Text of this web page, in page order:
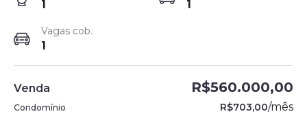
1 1
Vagas cob.
1
Venda R$560.000,00
Condomínio R$703,00/mês